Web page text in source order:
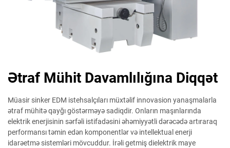
Ətraf Mühit Davamlılığına Diqqət
Müasir sinker EDM istehsalçıları müxtəlif innovasion yanaşmalarla
ətraf mühitə qayğı göstərməyə sadiqdir. Onların maşınlarında
elektrik enerjisinin sərfəli istifadəsini əhəmiyyətli dərəcədə artıraraq
performansı təmin edən komponentlər və intellektual enerji
idarəetmə sistemləri mövcuddur. İrəli getmiş dielektrik maye